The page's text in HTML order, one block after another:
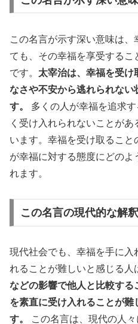
この名言が示す深い意味は
ても、その幸福を享受する
です。 太宰治は、幸福を受け
なさや不安から逃れられない
す。
多くの人が幸福を追求
く受け入れられないことが
います。幸福を受け取ること
が幸福に対する態度にどの
れます。
この名言の現代的な解釈
現代社会でも、幸福を手に入
れることが難しいと感じる人
などの影響で他人と比較す
を素直に受け入れることが
す。
この名言は、現代の人